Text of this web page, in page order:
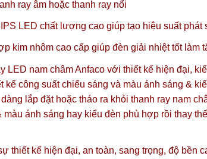
ray âm hoặc thanh ray nổi
LED chất lượng cao giúp tạo hiệu suất phát
kim nhôm cao cấp giúp đèn giải nhiệt tốt làm
LED nam châm Anfaco với thiết kế hiện đại,
kế công suất chiếu sáng và màu ánh sáng &
lắp đặt hoặc tháo ra khỏi thanh ray nam
màu ánh sáng hay kiểu đèn phù hợp rồi thay
thiết kế hiện đại, an toàn, sang trọng, độ bền